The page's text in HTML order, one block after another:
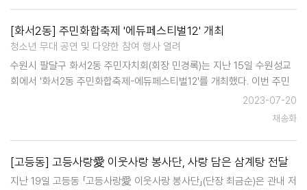
[화서2동] 주민화합축제 '에듀페스티벌12' 개최
청소년 무대 공연 및 다양한 참여 행사 열려
수원시 팔달구 화서2동 주민자치회(회장 민경록)는 지난 15일 수원성교
회에서 '화서2동 주민화합축제-에듀페스티벌12'를 개최했다. 이번 주민
축제는 작년 12월 화서2동 주민총회를 통하여 주민이 직접 결정한2023-07-20
채송화
[고등동] 고등사랑愛 이웃사랑 봉사단, 사랑 담은 삼계탕 전달
지난 19일 고등동 「고등사랑愛 이웃사랑 봉사단」(단장 최금순)은 관내 저